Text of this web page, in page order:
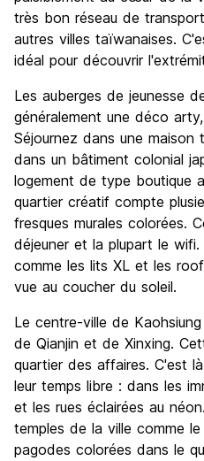
très bon réseau de
autres villes taïwanaises.
idéal pour découvrir
Les auberges de jeunesse
généralement une déco
Séjournez dans une maison
dans un bâtiment colonial
logement de type boutique
quartier créatif compte
fresques murales colorées.
déjeuner et la plupart le
comme les lits XL et les
vue au coucher du soleil.
Le centre-ville de
de Qianjin et de Xinxing.
quartier des affaires. C'est
leur temps libre : dans les
et les rues éclairées au
temples de la ville comme
pagodes colorées dans le